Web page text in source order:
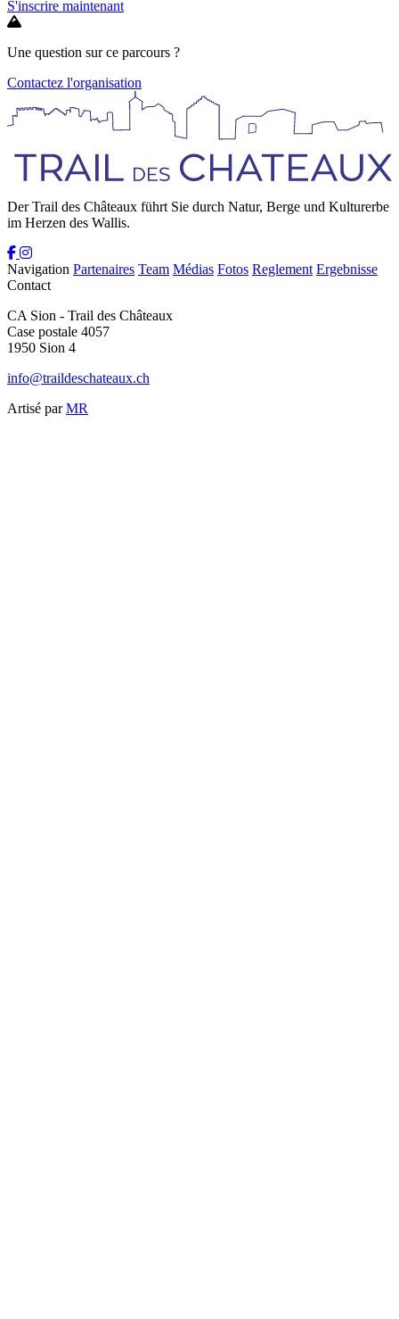
S'inscrire maintenant
Une question sur ce parcours ?
Contactez l'organisation
Der Trail des Châteaux führt Sie durch Natur, Berge und Kulturerbe
im Herzen des Wallis.
Navigation Partenaires Team Médias Fotos Reglement Ergebnisse
Contact
CA Sion - Trail des Châteaux
Case postale 4057
1950 Sion 4
info@traildeschateaux.ch
Artisé parMR